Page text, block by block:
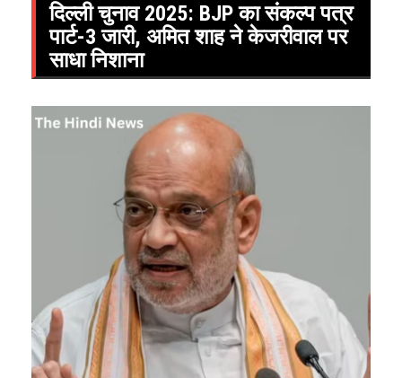
दिल्ली चुनाव 2025: BJP का संकल्प पत्र
पार्ट-3 जारी, अमित शाह ने केजरीवाल पर
साधा निशाना